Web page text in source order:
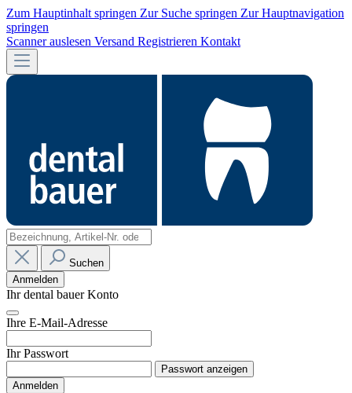
Zum Hauptinhalt springen Zur Suche springen Zur Hauptnavigation
springen
Scanner auslesen Versand Registrieren Kontakt
Suchen
Anmelden
Ihr dental bauer Konto
Ihre E-Mail-Adresse
Ihr Passwort
Passwort anzeigen
Anmelden